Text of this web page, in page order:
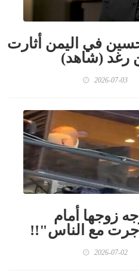
في اليمن أثارت
رغد (شاهد)
2026-07-03
زوجها أمام
مع الناس"!!
2026-07-02